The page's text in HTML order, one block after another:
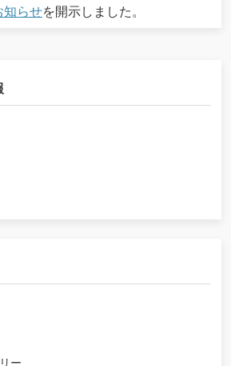
知らせを開示しました。
ー